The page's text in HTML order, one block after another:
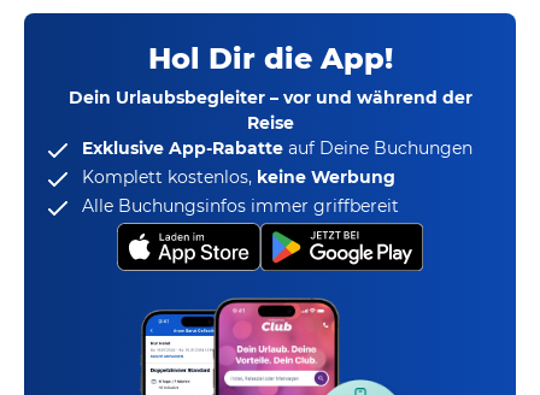
Hol Dir die App!
Dein Urlaubsbegleiter – vor und während der
Reise
Exklusive App-Rabatte auf Deine Buchungen
Komplett kostenlos, keine Werbung
Alle Buchungsinfos immer griffbereit